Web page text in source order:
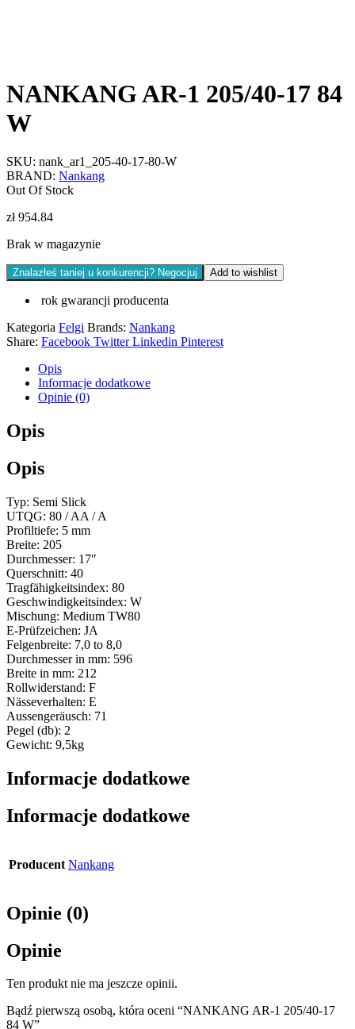
NANKANG AR-1 205/40-17 84
W
SKU: nank_ar1_205-40-17-80-W
BRAND: Nankang
Out Of Stock
zł954.84
Brak w magazynie
Znalazłeś taniej u konkurencji? Negocjuj Add to wishlist
rok gwarancji producenta
Kategoria Felgi Brands: Nankang
Share: Facebook Twitter Linkedin Pinterest
Opis
Informacje dodatkowe
Opinie (0)
Opis
Opis
Typ: Semi Slick
UTQG: 80 / AA / A
Profiltiefe: 5 mm
Breite: 205
Durchmesser: 17″
Querschnitt: 40
Tragfähigkeitsindex: 80
Geschwindigkeitsindex: W
Mischung: Medium TW80
E-Prüfzeichen: JA
Felgenbreite: 7,0 to 8,0
Durchmesser in mm: 596
Breite in mm: 212
Rollwiderstand: F
Nässeverhalten: E
Aussengeräusch: 71
Pegel (db): 2
Gewicht: 9,5kg
Informacje dodatkowe
Informacje dodatkowe
Producent Nankang
Opinie (0)
Opinie
Ten produkt nie ma jeszcze opinii.
Bądź pierwszą osobą, która oceni “NANKANG AR-1 205/40-17
84 W”